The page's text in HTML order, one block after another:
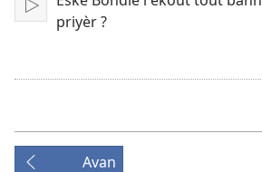
vidéo
Lir priyèr ?
Avan